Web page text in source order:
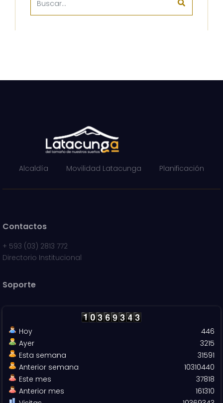
Alcaldía Movilidad Latacunga Planificación
Contactos
+ 593 (03) 2813 772
Directorio Institucional
Soporte
Hoy
Ayer
Esta semana
Anterior semana
Este mes
Anterior mes
446
3215
31591
10310440
37818
161310